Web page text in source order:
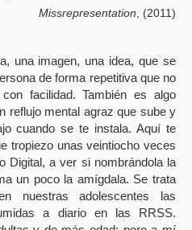
Missrepresentation , (2011)
una imagen, una idea, que se
de forma repetitiva que no
facilidad. También es algo
reflujo mental agraz que sube y
cuando se te instala. Aquí te
tropiezo unas veintiocho veces
Digital, a ver si nombrándola la
un poco la amígdala. Se trata
nuestras adolescentes las
a diario en las RRSS.